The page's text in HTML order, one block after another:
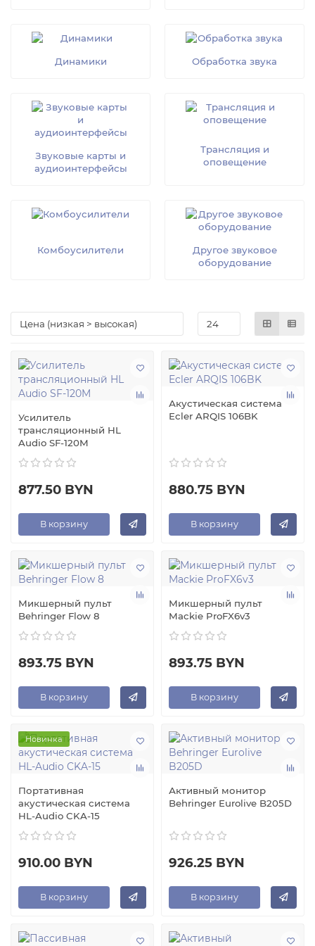
предлагаем только качественное оборудование от
Доставка осуществляется
по всей Беларуси.
Динамики Обработка звука
Звуковые карты и
аудиоинтерфейсы
Трансляция и
оповещение
Комбоусилители
Другое звуковое
оборудование
Усилитель
трансляционный HL
Audio SF-120M
877.50 BYN
В корзину
Акустическая система
Ecler ARQIS 106BK
880.75 BYN
В корзину
Микшерный пульт
Behringer Flow 8
893.75 BYN
В корзину
Микшерный пульт
Mackie ProFX6v3
893.75 BYN
В корзину
Новинка
Портативная
акустическая система
HL-Audio CKA-15
910.00 BYN
В корзину
Активный монитор
Behringer Eurolive B205D
926.25 BYN
В корзину